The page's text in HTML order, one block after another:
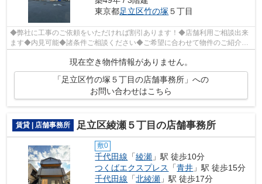
東京都足立区竹の塚 ５丁目
◆弊社に工事のご依頼をいただければ割引あります！◆店舗利用ご相談出来
ます◆内見可能◆諸条件ご相談ください◆ご希望に合わせて物件のご紹介可
現在空き物件情報がありません。
「足立区竹の塚５丁目の店舗事務所」への
お問い合わせはこちら
賃貸 | 店舗事務所 足立区綾瀬５丁目の店舗事務所
敷0
千代田線 「綾瀬 」駅 徒歩10分
つくばエクスプレス
「青井 」駅 徒歩15分
千代田線 「北綾瀬 」駅 徒歩17分